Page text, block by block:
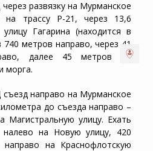
развязку на Мурманское
на трассу Р-21, через 13,6
Гагарина (находится в
метров направо, через 41
далее 45 метров до
морга.
направо на Мурманское
до съезда направо –
Магистральную улицу. Ехать
на Новую улицу, 420
на Краснофлотскую